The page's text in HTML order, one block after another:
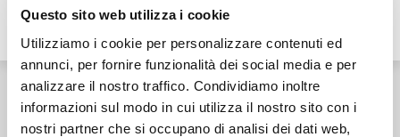
Questo sito web utilizza i cookie
Utilizziamo i cookie per personalizzare contenuti ed
annunci, per fornire funzionalità dei social media e per
analizzare il nostro traffico. Condividiamo inoltre
informazioni sul modo in cui utilizza il nostro sito con i
nostri partner che si occupano di analisi dei dati web,
Contatti Privacy Policy Cookie Policy